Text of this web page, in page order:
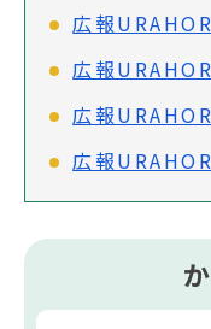
広報
広報
広報
広報